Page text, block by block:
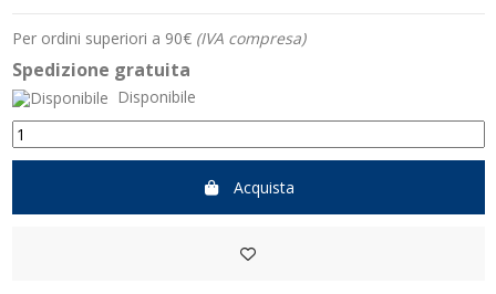
Per ordini superiori a 90€ (IVA compresa)
Spedizione gratuita
Disponibile
Acquista